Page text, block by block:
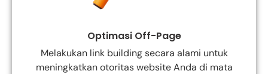
Optimasi Off-Page
Melakukan link building secara alami untuk
meningkatkan otoritas website Anda di mata